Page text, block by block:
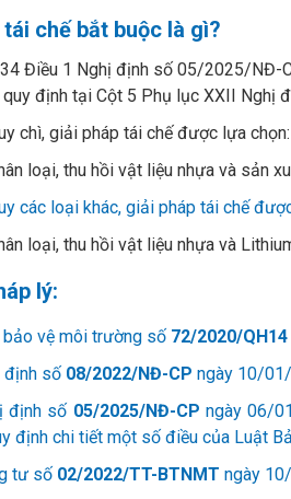
tái chế bắt buộc là gì?
Điều 1 Nghị định số 05/2025/NĐ-
định tại Cột 5 Phụ lục XXII Nghị
chì, giải pháp tái chế được lựa chọn:
loại, thu hồi vật liệu nhựa và sản
các loại khác, giải pháp tái chế
loại, thu hồi vật liệu nhựa và
lý:
vệ môi trường số 72/2020/QH14
định số 08/2022/NĐ-CP ngày 10/
định số 05/2025/NĐ-CP ngày 06/
định chi tiết một số điều của Luật
tư số 02/2022/TT-BTNMT ngày